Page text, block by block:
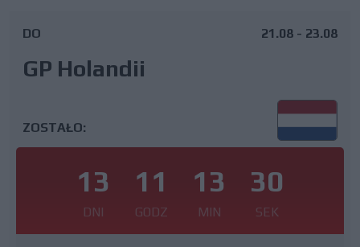
DO
GP Holandii
21.08 - 23.08
ZOSTAŁO:
13
DNI
11
GODZ
13
MIN
29
SEK